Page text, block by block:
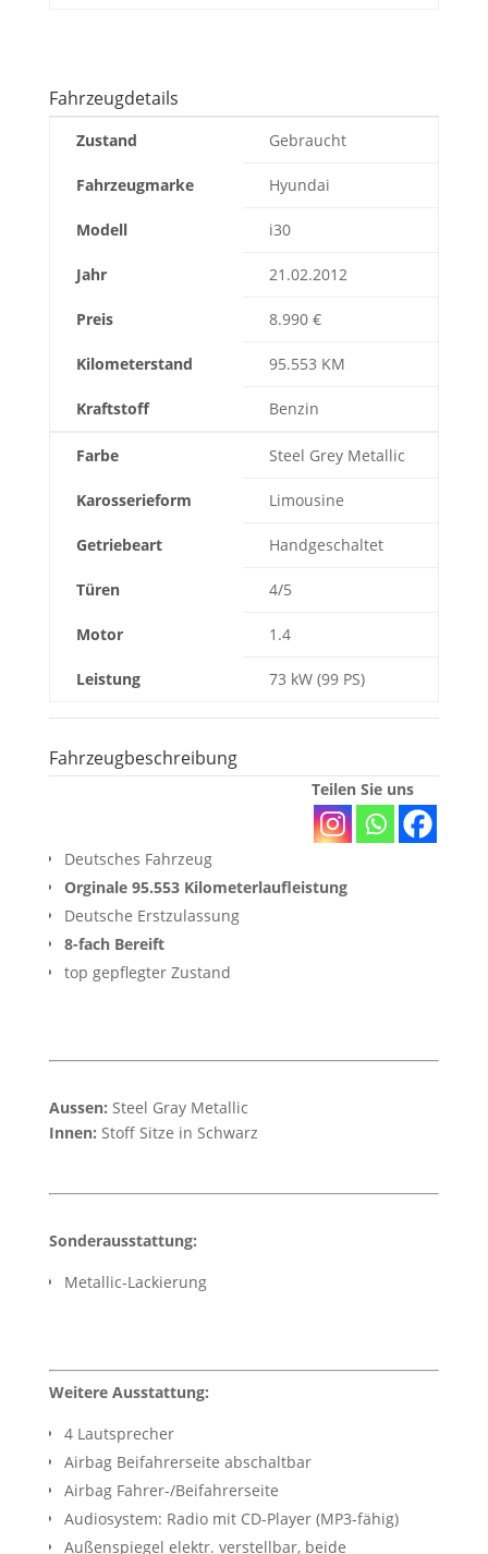
Fahrzeugdetails
Zustand Gebraucht
Fahrzeugmarke Hyundai
Modell i30
Jahr 21.02.2012
Preis 8.990 €
Kilometerstand 95.553 KM
Kraftstoff Benzin
Farbe Steel Grey Metallic
Karosserieform Limousine
Getriebeart Handgeschaltet
Türen 4/5
Motor 1.4
Leistung 73 kW (99 PS)
Fahrzeugbeschreibung
Teilen Sie uns
Deutsches Fahrzeug
Orginale 95.553 Kilometerlaufleistung
Deutsche Erstzulassung
8-fach Bereift
top gepflegter Zustand
Aussen: Steel Gray Metallic
Innen: Stoff Sitze in Schwarz
Sonderausstattung:
Metallic-Lackierung
Weitere Ausstattung:
4 Lautsprecher
Airbag Beifahrerseite abschaltbar
Airbag Fahrer-/Beifahrerseite
Audiosystem: Radio mit CD-Player (MP3-fähig)
Außenspiegel elektr. verstellbar, beide